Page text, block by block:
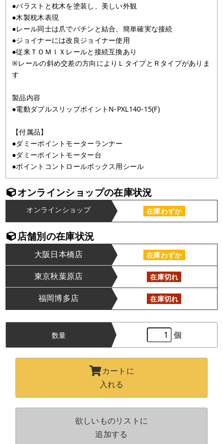
●バラストと枕木を塗装し、美しい外観
●木製枕木表現
●レール同士は爪でパチンと結合、簡単確実な接続
●ジョイナーには改良ジョイナー使用
●従来ＴＯＭＩＸレールと接続互換あり
※レールの斜め交差の方向によりＬタイプとＲタイプがありま
す
製品内容
●電動ダブルスリップポイントN-PXL140-15(F)
【付属品】
●ダミーポイントモーターランナー
●ダミーポイントモーター台
●ポイントコントロールボックス用シール
オンラインショップの在庫状況
オンラインショップ 在庫わずか
店舗別の在庫状況
大阪日本橋店 在庫わずか
東京秋葉原店 在庫切れ
福岡博多店 在庫切れ
数量 個
カートに
入れる
欲しいものリストに
追加する